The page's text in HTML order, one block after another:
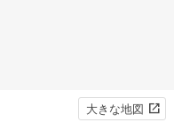
大きな地図